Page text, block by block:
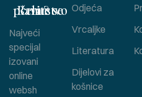
Odjeća
Vrcaljke
Literatura
Dijelovi za
košnice
Bavite se pčelarstvom ?
Najveći
specijal
izovani
online
websh